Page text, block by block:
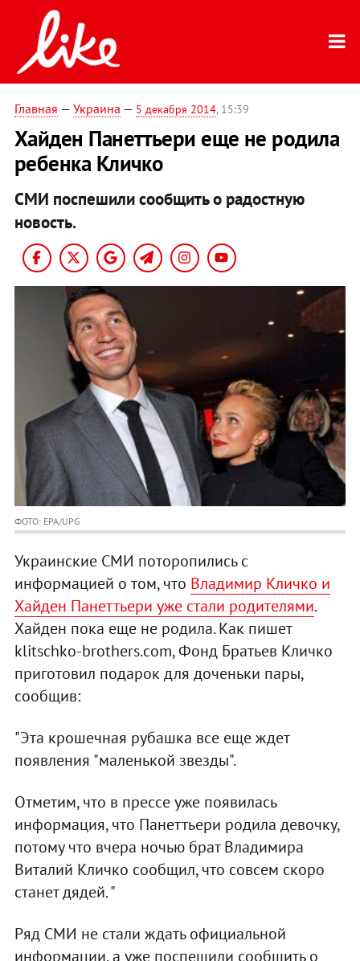
Главная — Украина — 5 декабря 2014, 15:39
Хайден Панеттьери еще не родила
ребенка Кличко
СМИ поспешили сообщить о радостную
новость.
ФОТО: EPA/UPG
Украинские СМИ поторопились с
информацией о том, что Владимир Кличко и
Хайден Панеттьери уже стали родителями.
Хайден пока еще не родила. Как пишет
klitschko-brothers.com, Фонд Братьев Кличко
приготовил подарок для доченьки пары,
сообщив:
"Эта крошечная рубашка все еще ждет
появления "маленькой звезды".
Отметим, что в прессе уже появилась
информация, что Панеттьери родила девочку,
потому что вчера ночью брат Владимира
Виталий Кличко сообщил, что совсем скоро
станет дядей. "
Ряд СМИ не стали ждать официальной
информации, а уже поспешили сообщить о